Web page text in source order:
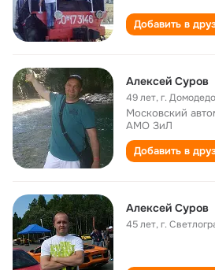
Добавить в
Алексей Суров
49 лет,г.
Московский
АМО ЗиЛ
Добавить в
Алексей Суров
45 лет,г.